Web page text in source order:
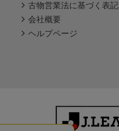
古物営業法に基づく表記
会社概要
ヘルプページ